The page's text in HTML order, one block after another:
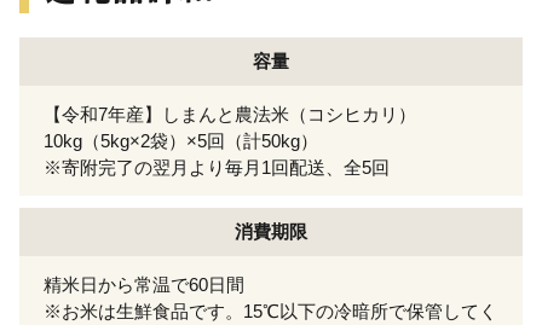
容量
【令和7年産】しまんと農法米（コシヒカリ）
10kg（5kg×2袋）×5回（計50kg）
※寄附完了の翌月より毎月1回配送、全5回
消費期限
精米日から常温で60日間
※お米は生鮮食品です。15℃以下の冷暗所で保管してく